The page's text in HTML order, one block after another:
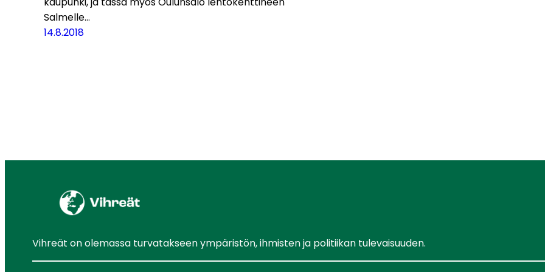
Salmelle…
14.8.2018
Vihreät on olemassa turvatakseen ympäristön, ihmisten ja politiikan tulevaisuuden.